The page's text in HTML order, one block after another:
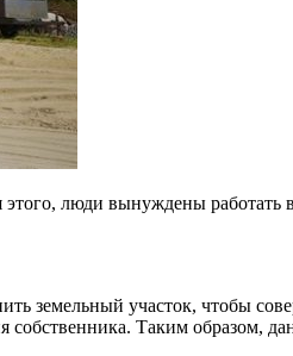
люди вынуждены работать
участок, чтобы
Таким образом,